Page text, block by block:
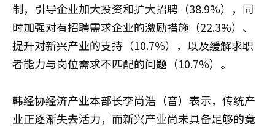
制，引导企业加大投资和扩大招聘（38.9%），同
时加强对有招聘需求企业的激励措施（22.3%）、
提升对新兴产业的支持（10.7%），以及缓解求职
者能力与岗位需求不匹配的问题（10.7%）。
韩经协经济产业本部长李尚浩（音）表示，传统产
业正逐渐失去活力，而新兴产业尚未具备足够的竞